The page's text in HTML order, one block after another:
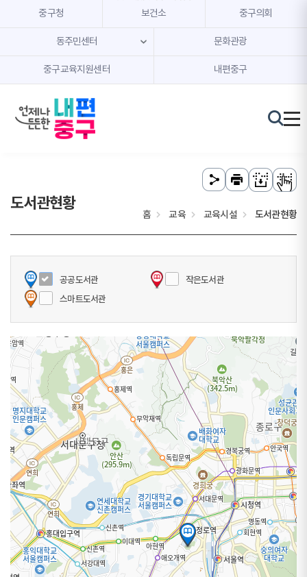
본문 내용 바로가기
주메뉴 바로가기
중구청 보건소 중구의회
동주민센터 문화관광
중구교육지원센터 내편중구
도서관현황
홈 교육 교육시설 도서관현황
공공도서관
작은도서관
스마트도서관